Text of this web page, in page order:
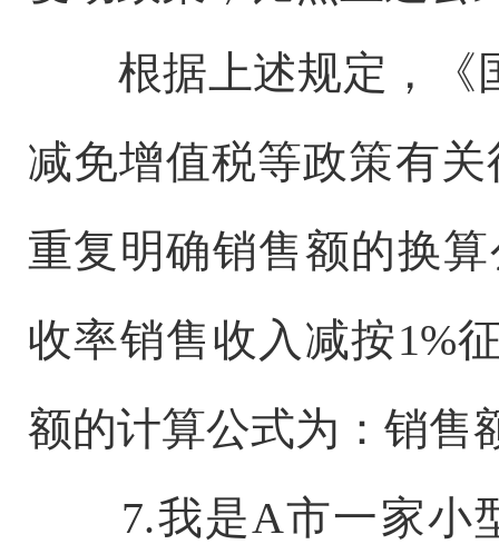
根据上述规定，《
减免增值税等政策有
重复明确销售额的换
收率销售收入减按1%
额的计算公式为：销售
7.我是A市一家小